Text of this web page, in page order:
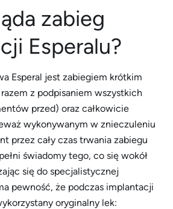
zabieg
Esperalu?
Esperal jest zabiegiem krótkim
z podpisaniem wszystkich
przed) oraz całkowicie
wykonywanym w znieczuleniu
przez cały czas trwania zabiegu
świadomy tego, co się wokół
się do specjalistycznej
pewność, że podczas implantacji
oryginalny lek: